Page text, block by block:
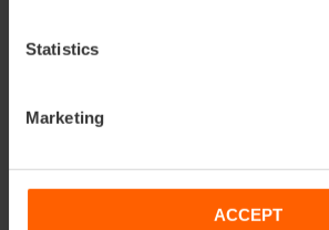
Statistics
Marketing
ACCEPT
CENTAUROS
m2:153
School:60
Banquet:60